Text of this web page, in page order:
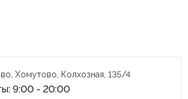
Хомутово, Колхозная, 135/4
9:00 - 20:00